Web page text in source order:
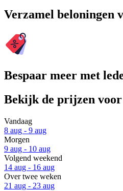
Verzamel beloningen
Bespaar meer met
Bekijk de prijzen voor
Vandaag
8 aug - 9 aug
Morgen
9 aug - 10 aug
Volgend weekend
14 aug - 16 aug
Over twee weken
21 aug - 23 aug